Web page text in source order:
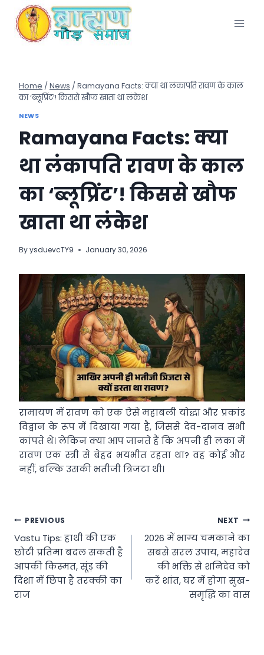
content
Home / News / Ramayana Facts: क्या था लंकापति रावण के काल
का ‘ब्लूप्रिंट’! किससे खौफ खाता था लंकेश
NEWS
Ramayana Facts: क्या
था लंकापति रावण के काल
का ‘ब्लूप्रिंट’! किससे खौफ
खाता था लंकेश
ByysduevcTY9 January 30, 2026
रामायण में रावण को एक ऐसे महाबली योद्धा और प्रकांड
विद्वान के रूप में दिखाया गया है, जिससे देव-दानव सभी
कांपते थे। लेकिन क्या आप जानते हैं कि अपनी ही लंका में
रावण एक स्त्री से बेहद भयभीत रहता था? वह कोई और
नहीं, बल्कि उसकी भतीजी त्रिजटा थी।
Post
navigation
PREVIOUS
Vastu Tips: हाथी की एक
छोटी प्रतिमा बदल सकती है
आपकी किस्मत, सूंड़ की
दिशा में छिपा है तरक्की का
राज
NEXT
2026 में भाग्य चमकाने का
सबसे सरल उपाय, महादेव
की भक्ति से शनिदेव को
करें शांत, घर में होगा सुख-
समृद्धि का वास